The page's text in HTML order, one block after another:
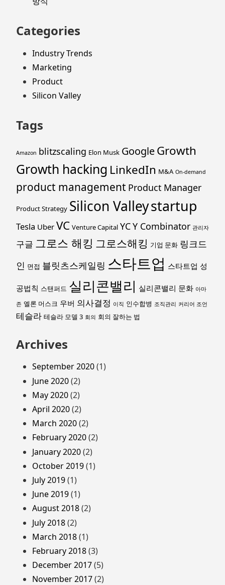
Categories
Industry Trends
Marketing
Product
Silicon Valley
Tags
Amazon blitzscaling Elon Musk GoogleGrowth
Growth hacking LinkedIn M&A On-demand
product management Product Manager
Product Strategy Silicon Valleystartup
Tesla Uber VC Venture Capital YCY Combinator 관리자
구글 그로스 해킹 그로스해킹 기업 문화 링크드
인 면접 블릿츠스케일링 스타트업 스타트업 성
공법칙 스탠퍼드 실리콘밸리 실리콘밸리 문화 아마
존 엘론 머스크 우버 의사결정 이직 인수합병 조직관리 커리어 조언
테슬라 테슬라 모델 3 회의 회의 잘하는 법
Archives
September 2020(1)
June 2020(2)
May 2020(2)
April 2020(2)
March 2020(2)
February 2020(2)
January 2020(2)
October 2019(1)
July 2019(1)
June 2019(1)
August 2018(2)
July 2018(2)
March 2018(1)
February 2018(3)
December 2017(5)
November 2017(2)